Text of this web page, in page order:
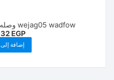
wejag05 wadfow وصله كهربا بالفيش ٢٠ متر
EGP
إضافة